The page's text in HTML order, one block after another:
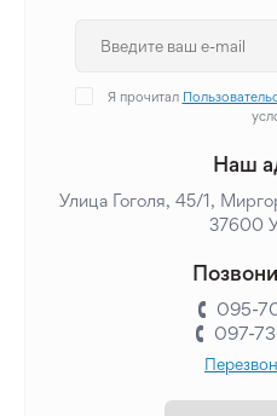
Я прочитал
Наш
Улица Гоголя, 45/1,
37600
095-
097-